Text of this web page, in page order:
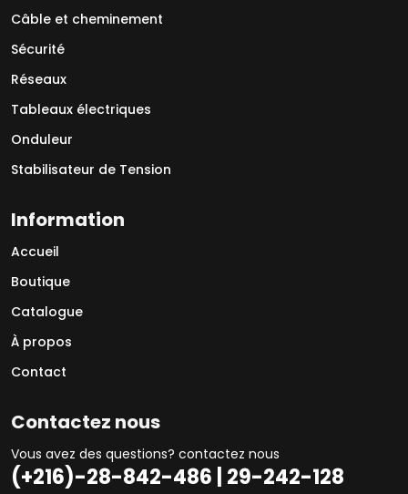
Câble et cheminement
Sécurité
Réseaux
Tableaux électriques
Onduleur
Stabilisateur de Tension
Information
Accueil
Boutique
Catalogue
À propos
Contact
Contactez nous
Vous avez des questions? contactez nous
(+216)-28-842-486 | 29-242-128